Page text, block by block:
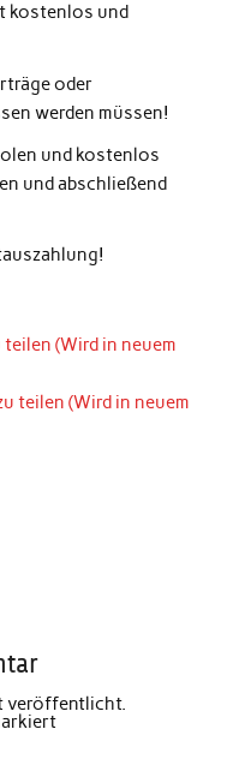
kostenlos und
oder
werden müssen!
und kostenlos
und abschließend
(Wird in neuem
teilen (Wird in neuem
veröffentlicht.